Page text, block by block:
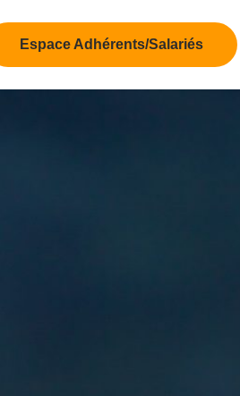
Espace Adhérents/Salariés